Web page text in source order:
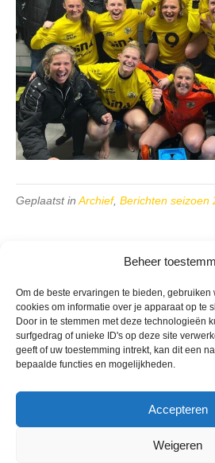
Beheer
Om de beste ervaringen te bieden,
cookies om informatie over je apparaat op te
Door in te stemmen met deze technologieën
surfgedrag of unieke ID's op deze site
geeft of uw toestemming intrekt, kan dit een
bepaalde functies en mogelijkheden.
Accepteren
Weigeren
Geplaatst in Archief, Berichten seizoen
VV Reiger Boys
De Wending, Lotte Beesedijk 1
1705 NA Heerhugowaard
Google maps route